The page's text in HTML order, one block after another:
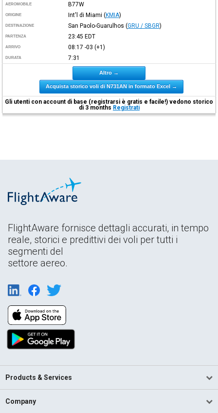
AEROMOBILE B77W
ORIGINE Int'l di Miami (KMIA)
DESTINAZIONE San Paolo-Guarulhos (GRU / SBGR)
PARTENZA 23:45 EDT
ARRIVO 08:17 -03 (+1)
DURATA 7:31
Altro →
Acquista storico voli di N731AN in formato Excel →
Gli utenti con account di base (registrarsi è gratis e facile!) vedono storico
di 3 months Registrati
FlightAware fornisce dettagli accurati, in tempo
reale, storici e predittivi dei voli per tutti i
segmenti del
settore aereo.
Products & Services
Company